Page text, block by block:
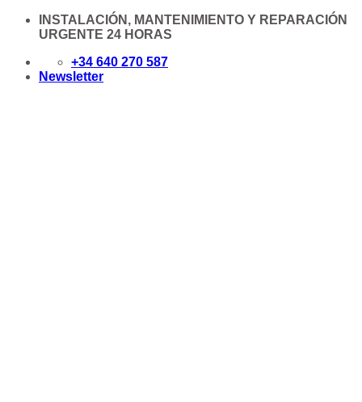
Saltar
INSTALACIÓN, MANTENIMIENTO Y REPARACIÓN
URGENTE 24 HORAS
+34 640 270 587
Newsletter